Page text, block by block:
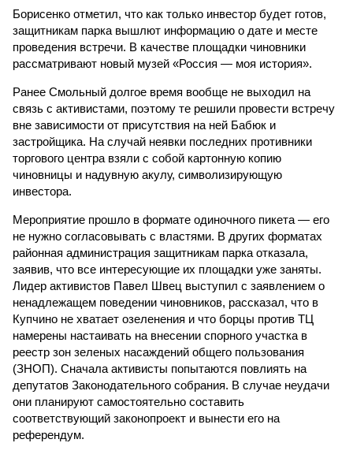
Борисенко отметил, что как только инвестор будет готов,
защитникам парка вышлют информацию о дате и месте
проведения встречи. В качестве площадки чиновники
рассматривают новый музей «Россия — моя история».
Ранее Смольный долгое время вообще не выходил на
связь с активистами, поэтому те решили провести встречу
вне зависимости от присутствия на ней Бабюк и
застройщика. На случай неявки последних противники
торгового центра взяли с собой картонную копию
чиновницы и надувную акулу, символизирующую
инвестора.
Мероприятие прошло в формате одиночного пикета — его
не нужно согласовывать с властями. В других форматах
районная администрация защитникам парка отказала,
заявив, что все интересующие их площадки уже заняты.
Лидер активистов Павел Швец выступил с заявлением о
ненадлежащем поведении чиновников, рассказал, что в
Купчино не хватает озеленения и что борцы против ТЦ
намерены настаивать на внесении спорного участка в
реестр зон зеленых насаждений общего пользования
(ЗНОП). Сначала активисты попытаются повлиять на
депутатов Законодательного собрания. В случае неудачи
они планируют самостоятельно составить
соответствующий законопроект и вынести его на
референдум.